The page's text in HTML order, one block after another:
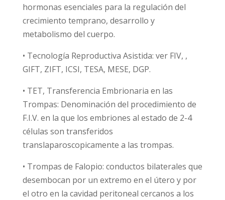
hormonas esenciales para la regulación del
crecimiento temprano, desarrollo y
metabolismo del cuerpo.
• Tecnología Reproductiva Asistida: ver FIV, ,
GIFT, ZIFT, ICSI, TESA, MESE, DGP.
• TET, Transferencia Embrionaria en las
Trompas: Denominación del procedimiento de
F.I.V. en la que los embriones al estado de 2-4
células son transferidos
translaparoscopicamente a las trompas.
• Trompas de Falopio: conductos bilaterales que
desembocan por un extremo en el útero y por
el otro en la cavidad peritoneal cercanos a los